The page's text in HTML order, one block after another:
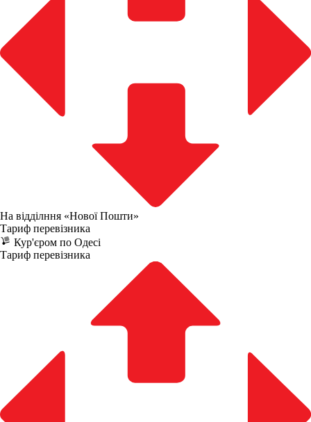
На відділння «Нової Пошти»
Тариф перевізника
Кур'єром по Одесі
Тариф перевізника